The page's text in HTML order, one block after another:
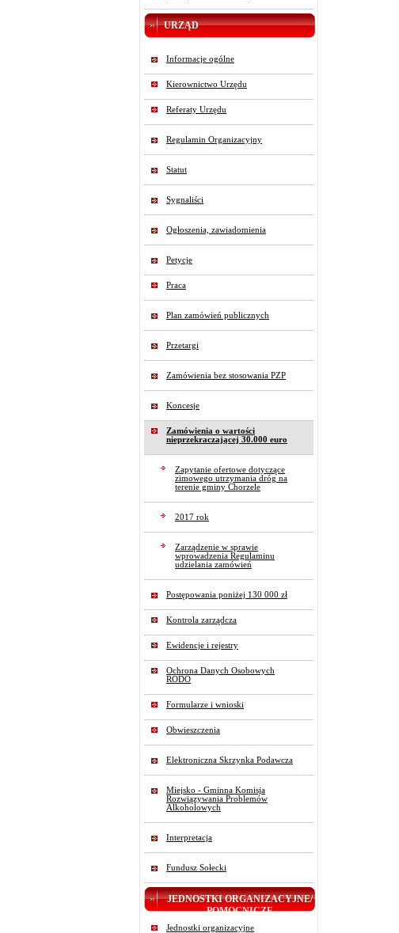
URZĄD
Informacje ogólne
Kierownictwo Urzędu
Referaty Urzędu
Regulamin Organizacyjny
Statut
Sygnaliści
Ogłoszenia, zawiadomienia
Petycje
Praca
Plan zamówień publicznych
Przetargi
Zamówienia bez stosowania PZP
Koncesje
Zamówienia o wartości
nieprzekraczającej 30.000 euro
Zapytanie ofertowe dotyczące
zimowego utrzymania dróg na
terenie gminy Chorzele
2017 rok
Zarządzenie w sprawie
wprowadzenia Regulaminu
udzielania zamówień
Postępowania poniżej 130 000 zł
Kontrola zarządcza
Ewidencje i rejestry
Ochrona Danych Osobowych
RODO
Formularze i wnioski
Obwieszczenia
Elektroniczna Skrzynka Podawcza
Miejsko - Gminna Komisja
Rozwiązywania Problemów
Alkoholowych
Interpretacja
Fundusz Sołecki
JEDNOSTKI ORGANIZACYJNE/
POMOCNICZE
Jednostki organizacyjne